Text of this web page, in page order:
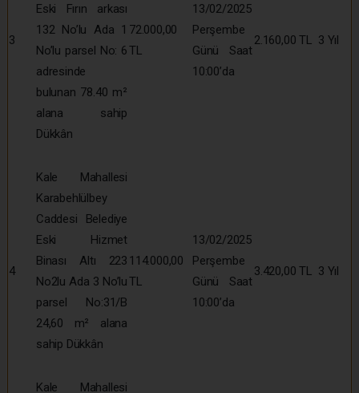
3
Eski Fırın arkası
132 No’lu Ada 1
No’lu parsel No: 6
adresinde
bulunan 78.40 m²
alana sahip
Dükkân
72.000,00
TL
13/02/2025
Perşembe
Günü Saat
10:00’da
2.160,00 TL 3 Yıl
4
Kale Mahallesi
Karabehlülbey
Caddesi Belediye
Eski Hizmet
Binası Altı 223
No2lu Ada 3 No’lu
parsel No:31/B
24,60 m² alana
sahip Dükkân
114.000,00
TL
13/02/2025
Perşembe
Günü Saat
10:00’da
3.420,00 TL 3 Yıl
Kale Mahallesi